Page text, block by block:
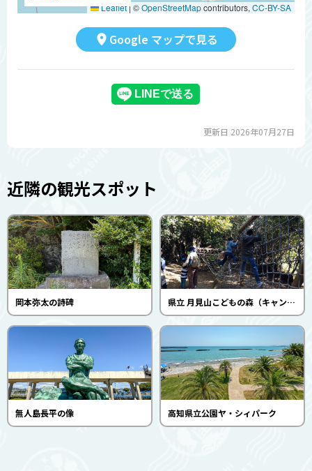
Leaflet | ©OpenStreetMapcontributors, CC-BY-SA
Google マップで見る
更新日 2026年07月27日
近隣の観光スポット
岡本弥太の詩碑 県立 月見山こどもの森（キャンプ場／フィールドアスレチック）
無人島長平の像 高知県立公園ヤ・シィパーク